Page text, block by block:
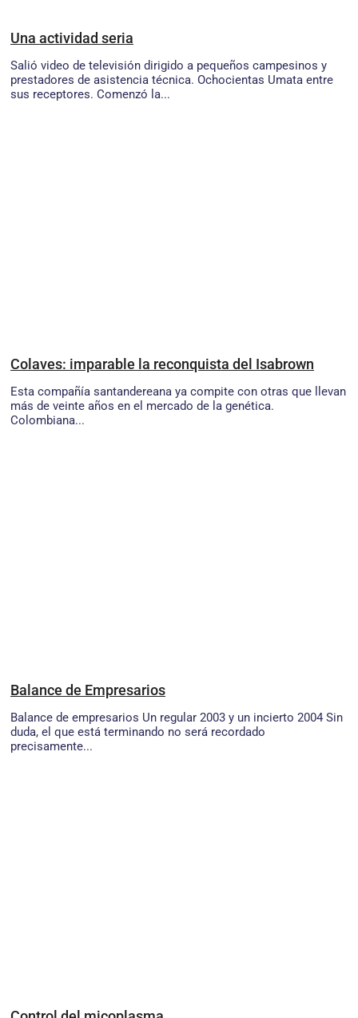
Una actividad seria
Salió video de televisión dirigido a pequeños campesinos y
prestadores de asistencia técnica. Ochocientas Umata entre
sus receptores. Comenzó la...
Colaves: imparable la reconquista del Isabrown
Esta compañía santandereana ya compite con otras que llevan
más de veinte años en el mercado de la genética.
Colombiana...
Balance de Empresarios
Balance de empresarios Un regular 2003 y un incierto 2004 Sin
duda, el que está terminando no será recordado
precisamente...